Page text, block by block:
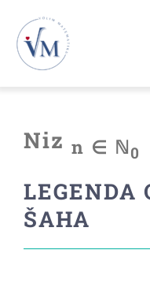
content
VM25
Niz n ∈ ℕ0
LEGENDA
ŠAHA